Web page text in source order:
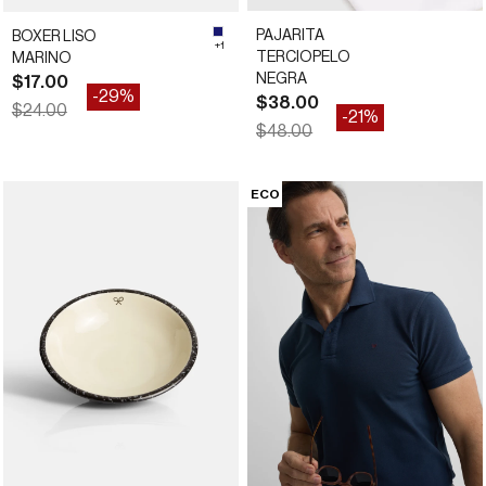
BOXER LISO
MARINO
Precio de oferta
$17.00
Precio normal
$24.00
-29%
#191970
+1
PAJARITA
TERCIOPELO
NEGRA
Precio de oferta
$38.00
Precio normal
$48.00
-21%
ECO